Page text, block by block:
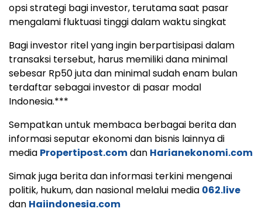
opsi strategi bagi investor, terutama saat pasar
mengalami fluktuasi tinggi dalam waktu singkat
Bagi investor ritel yang ingin berpartisipasi dalam
transaksi tersebut, harus memiliki dana minimal
sebesar Rp50 juta dan minimal sudah enam bulan
terdaftar sebagai investor di pasar modal
Indonesia.***
Sempatkan untuk membaca berbagai berita dan
informasi seputar ekonomi dan bisnis lainnya di
media Propertipost.comdan Harianekonomi.com
Simak juga berita dan informasi terkini mengenai
politik, hukum, dan nasional melalui media 062.live
dan Haiindonesia.com